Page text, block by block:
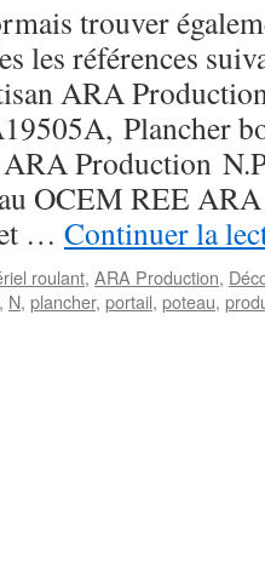
trouver
les références
ARA
Plancher
ARA Production
OCEM REE
… Continuer la
roulant, ARA Production,
, N, plancher, portail, poteau,